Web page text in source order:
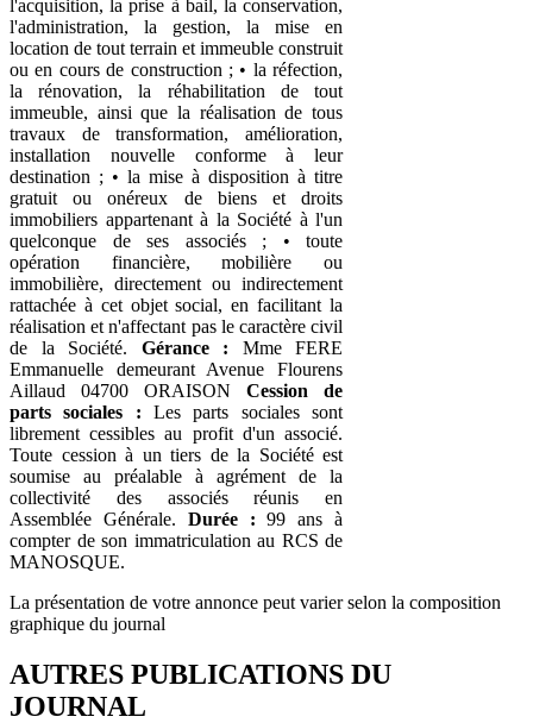
l'acquisition, la prise à bail, la conservation,
l'administration, la gestion, la mise en
location de tout terrain et immeuble construit
ou en cours de construction ; • la réfection,
la rénovation, la réhabilitation de tout
immeuble, ainsi que la réalisation de tous
travaux de transformation, amélioration,
installation nouvelle conforme à leur
destination ; • la mise à disposition à titre
gratuit ou onéreux de biens et droits
immobiliers appartenant à la Société à l'un
quelconque de ses associés ; • toute
opération financière, mobilière ou
immobilière, directement ou indirectement
rattachée à cet objet social, en facilitant la
réalisation et n'affectant pas le caractère civil
de la Société. Gérance : Mme FERE
Emmanuelle demeurant Avenue Flourens
Aillaud 04700 ORAISON Cession de
parts sociales : Les parts sociales sont
librement cessibles au profit d'un associé.
Toute cession à un tiers de la Société est
soumise au préalable à agrément de la
collectivité des associés réunis en
Assemblée Générale. Durée : 99 ans à
compter de son immatriculation au RCS de
MANOSQUE.
La présentation de votre annonce peut varier selon la composition
graphique du journal
AUTRES PUBLICATIONS DU
JOURNAL